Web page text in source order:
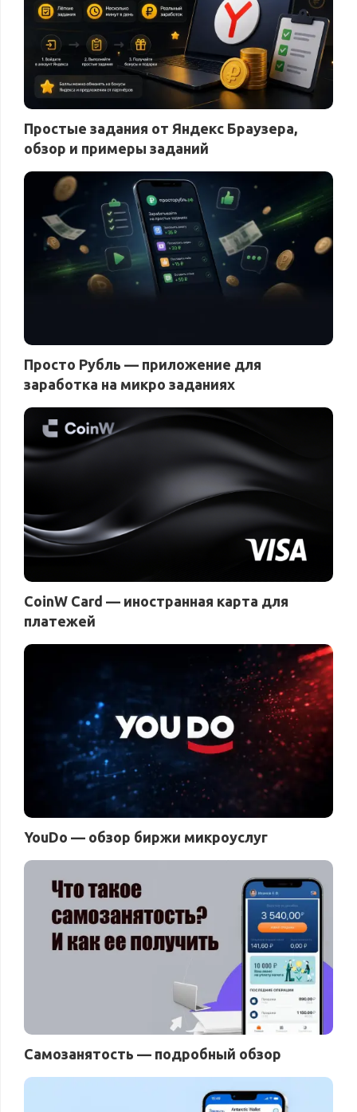
Простые задания от Яндекс Браузера,
обзор и примеры заданий
Просто Рубль — приложение для
заработка на микро заданиях
CoinW Card — иностранная карта для
платежей
YouDo — обзор биржи микроуслуг
Самозанятость — подробный обзор